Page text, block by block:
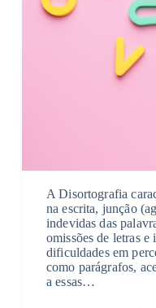
A Disortografia
na escrita, junção
indevidas das
omissões de letras
dificuldades em
como parágrafos,
a essas…